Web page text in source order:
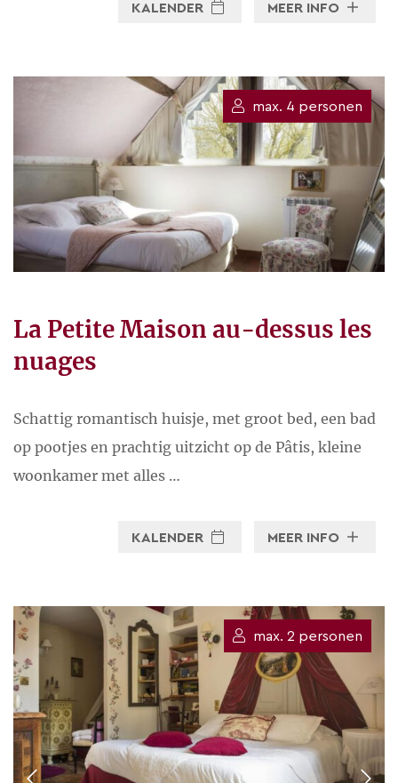
KALENDER MEER INFO
max. 4 personen
La Petite Maison au-dessus les
nuages
Schattig romantisch huisje, met groot bed, een bad
op pootjes en prachtig uitzicht op de Pâtis, kleine
woonkamer met alles …
KALENDER MEER INFO
max. 2 personen